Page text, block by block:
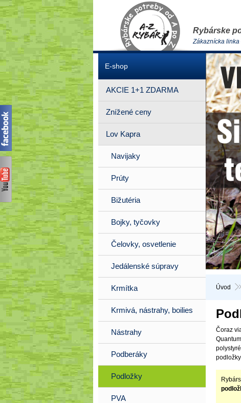
Rybárske
Zákaznícka
Úvod
Čoraz
E-shop
AKCIE 1+1 ZDARMA
Znížené ceny
Lov Kapra
Navijaky
Prúty
Bižutéria
Bojky, tyčovky
Čelovky, osvetlenie
Jedálenské súpravy
Krmítka
Krmivá, nástrahy, boilies
Nástrahy
Podberáky
Podložky
PVA